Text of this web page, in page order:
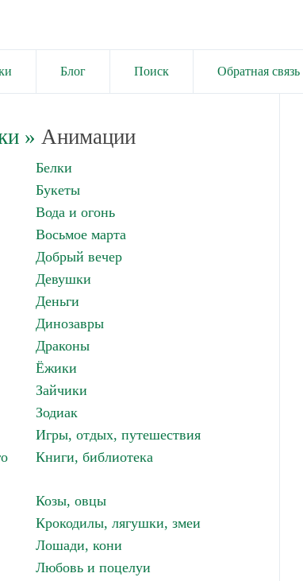
Блог Поиск Обратная связь
» Анимации
Белки
Букеты
Вода и огонь
Восьмое марта
Добрый вечер
Девушки
Деньги
Динозавры
Драконы
Ёжики
Зайчики
Зодиак
Игры, отдых, путешествия
Книги, библиотека
Козы, овцы
Крокодилы, лягушки, змеи
Лошади, кони
Любовь и поцелуи